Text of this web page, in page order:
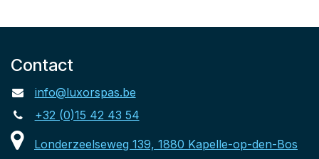
Contact
info@luxorspas.be
+32 (0)15 42 43 54
Londerzeelseweg 139, 1880 Kapelle-op-den-Bos